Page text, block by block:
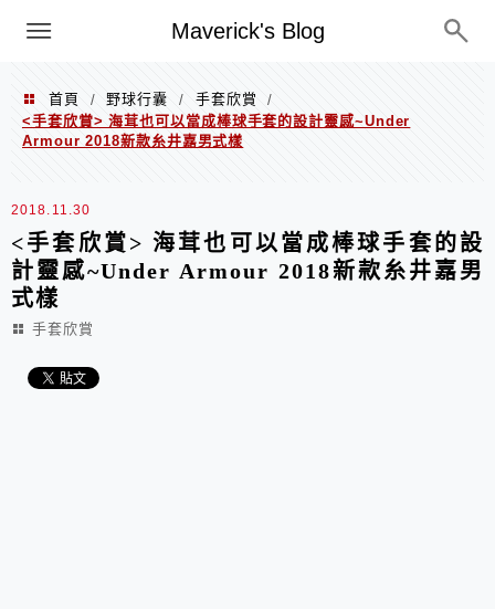
Maverick's Blog
Menu
首頁 / 野球行囊 / 手套欣賞
/
<手套欣賞> 海茸也可以當成棒球手套的設計靈感~Under
Armour 2018新款糸井嘉男式樣
2018.11.30
<手套欣賞> 海茸也可以當成棒球手套的設
計靈感~Under Armour 2018新款糸井嘉男
式樣
手套欣賞